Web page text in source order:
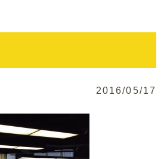
2016/05/17